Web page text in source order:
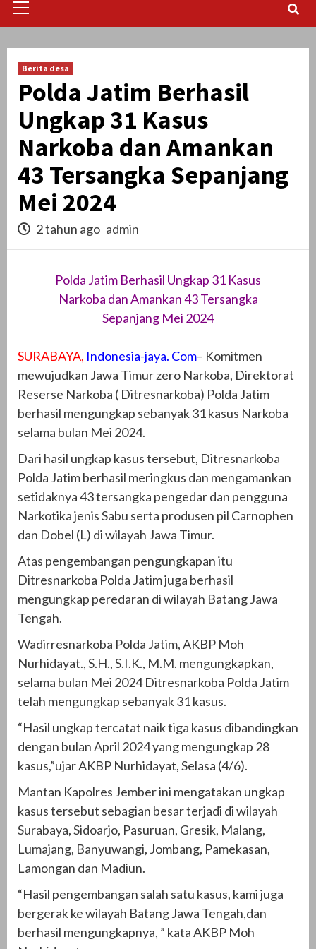
Menu
Berita desa
Polda Jatim Berhasil
Ungkap 31 Kasus
Narkoba dan Amankan
43 Tersangka Sepanjang
Mei 2024
2 tahun ago admin
Polda Jatim Berhasil Ungkap 31 Kasus
Narkoba dan Amankan 43 Tersangka
Sepanjang Mei 2024
SURABAYA, Indonesia-jaya. Com– Komitmen
mewujudkan Jawa Timur zero Narkoba, Direktorat
Reserse Narkoba ( Ditresnarkoba) Polda Jatim
berhasil mengungkap sebanyak 31 kasus Narkoba
selama bulan Mei 2024.
Dari hasil ungkap kasus tersebut, Ditresnarkoba
Polda Jatim berhasil meringkus dan mengamankan
setidaknya 43 tersangka pengedar dan pengguna
Narkotika jenis Sabu serta produsen pil Carnophen
dan Dobel (L) di wilayah Jawa Timur.
Atas pengembangan pengungkapan itu
Ditresnarkoba Polda Jatim juga berhasil
mengungkap peredaran di wilayah Batang Jawa
Tengah.
Wadirresnarkoba Polda Jatim, AKBP Moh
Nurhidayat., S.H., S.I.K., M.M. mengungkapkan,
selama bulan Mei 2024 Ditresnarkoba Polda Jatim
telah mengungkap sebanyak 31 kasus.
“Hasil ungkap tercatat naik tiga kasus dibandingkan
dengan bulan April 2024 yang mengungkap 28
kasus,”ujar AKBP Nurhidayat, Selasa (4/6).
Mantan Kapolres Jember ini mengatakan ungkap
kasus tersebut sebagian besar terjadi di wilayah
Surabaya, Sidoarjo, Pasuruan, Gresik, Malang,
Lumajang, Banyuwangi, Jombang, Pamekasan,
Lamongan dan Madiun.
“Hasil pengembangan salah satu kasus, kami juga
bergerak ke wilayah Batang Jawa Tengah,dan
berhasil mengungkapnya, ” kata AKBP Moh